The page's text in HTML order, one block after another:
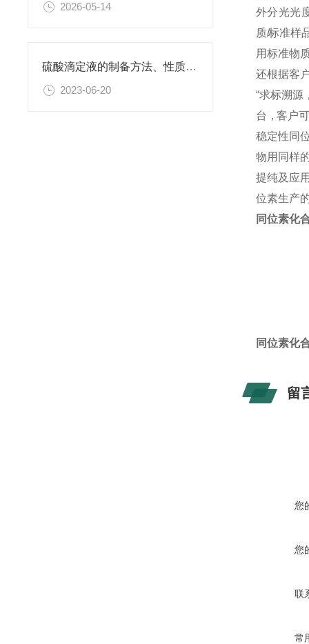
2026-05-14
硫酸滴定液的制备方法、性质、使用注意事项以及应用领域
2023-06-20
外 分 光 光
质/标 准 样
用 标 准 物
还 根 据 客
“ 求 标 溯 源
台 ，客 户
稳定性同
物用同样
提纯及应
位素生产
同位素化
同位素化
留
您
您
联
常